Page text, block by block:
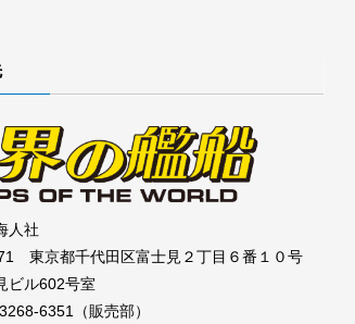
人社
東京都千代田区富士見２丁目６番１０号
ビル602号室
6351（販売部）